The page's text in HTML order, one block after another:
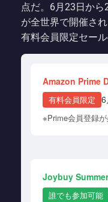
点だ。6月23日か
が全世界で開催さ
有料会員限定セー
Amazon Prime
有料会員限定 6
※Prime会員登録
Joybuy
誰でも参加可能